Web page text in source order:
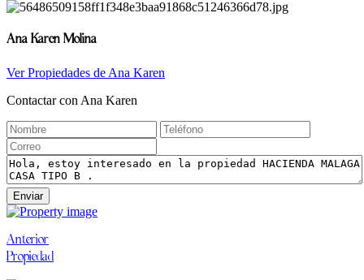
Ana Karen Molina
Ver Propiedades de Ana Karen
Contactar con Ana Karen
Enviar
Anterior
Propiedad